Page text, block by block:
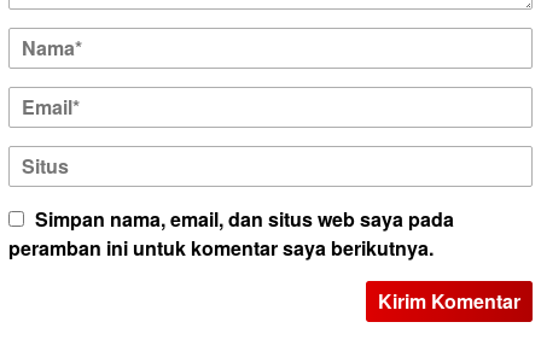
Simpan nama, email, dan situs web saya pada
peramban ini untuk komentar saya berikutnya.